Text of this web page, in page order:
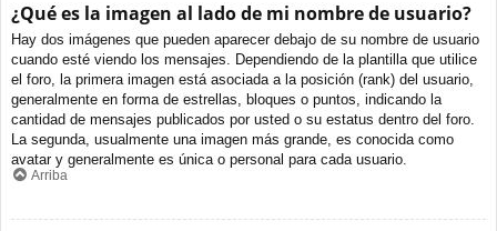
¿Qué es la imagen al lado de mi nombre de usuario?
Hay dos imágenes que pueden aparecer debajo de su nombre de usuario
cuando esté viendo los mensajes. Dependiendo de la plantilla que utilice
el foro, la primera imagen está asociada a la posición (rank) del usuario,
generalmente en forma de estrellas, bloques o puntos, indicando la
cantidad de mensajes publicados por usted o su estatus dentro del foro.
La segunda, usualmente una imagen más grande, es conocida como
avatar y generalmente es única o personal para cada usuario.
Arriba